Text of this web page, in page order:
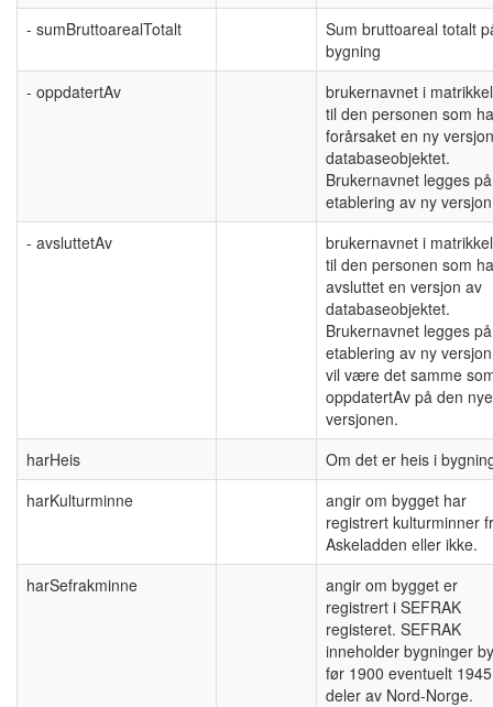
- sumBruttoarealTotalt
Sum bruttoareal totalt
bygning
- oppdatertAv
brukernavnet i
til den personen som
forårsaket en ny
databaseobjektet.
Brukernavnet legges
etablering av ny
- avsluttetAv
brukernavnet i
til den personen som
avsluttet en versjon av
databaseobjektet.
Brukernavnet legges
etablering av ny
vil være det samme
oppdatertAv på den nye
versjonen.
harHeis
Om det er heis i
harKulturminne
angir om bygget har
registrert kulturminner
Askeladden eller ikke.
harSefrakminne
angir om bygget er
registrert i SEFRAK
registeret. SEFRAK
inneholder bygninger
før 1900 eventuelt
deler av Nord-Norge.